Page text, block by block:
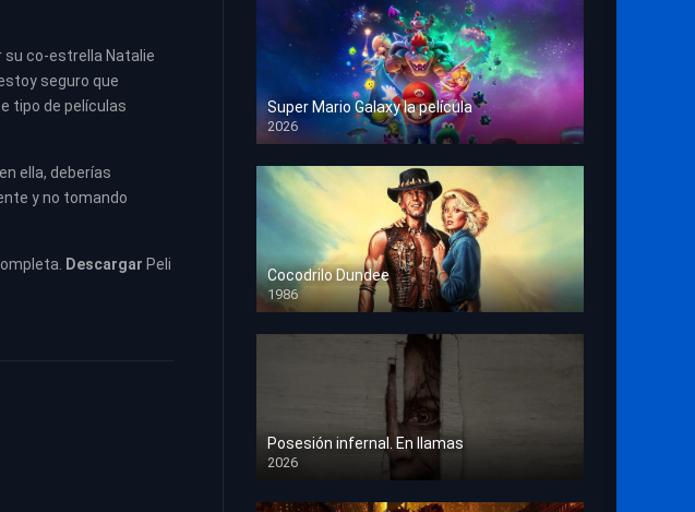
su co-estrella Natalie
seguro que
tipo de películas
ella, deberías
y no tomando
Descargar Peli
Super Mario Galaxy la película
2026
HD 1080p
Cocodrilo Dundee
1986
HD 1080p
Posesión infernal. En llamas
2026
HD 1080p